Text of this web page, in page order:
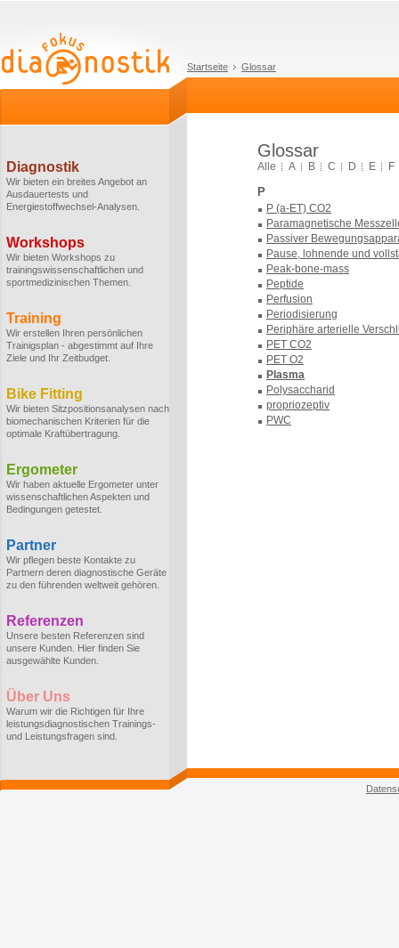
Startseite Glossar
Diagnostik
Wir bieten ein breites Angebot an
Ausdauertests und
Energiestoffwechsel-Analysen.
Workshops
Wir bieten Workshops zu
trainingswissenschaftlichen und
sportmedizinischen Themen.
Training
Wir erstellen Ihren persönlichen
Trainigsplan - abgestimmt auf Ihre
Ziele und Ihr Zeitbudget.
Bike Fitting
Wir bieten Sitzpositionsanalysen nach
biomechanischen Kriterien für die
optimale Kraftübertragung.
Ergometer
Wir haben aktuelle Ergometer unter
wissenschaftlichen Aspekten und
Bedingungen getestet.
Partner
Wir pflegen beste Kontakte zu
Partnern deren diagnostische Geräte
zu den führenden weltweit gehören.
Referenzen
Unsere besten Referenzen sind
unsere Kunden. Hier finden Sie
ausgewählte Kunden.
Über Uns
Warum wir die Richtigen für Ihre
leistungsdiagnostischen Trainings-
und Leistungsfragen sind.
Glossar
Alle A B C D E F
P
P (a-ET) CO2
Paramagnetische
Passiver
Pause, lohnende und
Peak-bone-mass
Peptide
Perfusion
Periodisierung
Periphäre arterielle
PET CO2
PET O2
Plasma
Polysaccharid
propriozeptiv
PWC